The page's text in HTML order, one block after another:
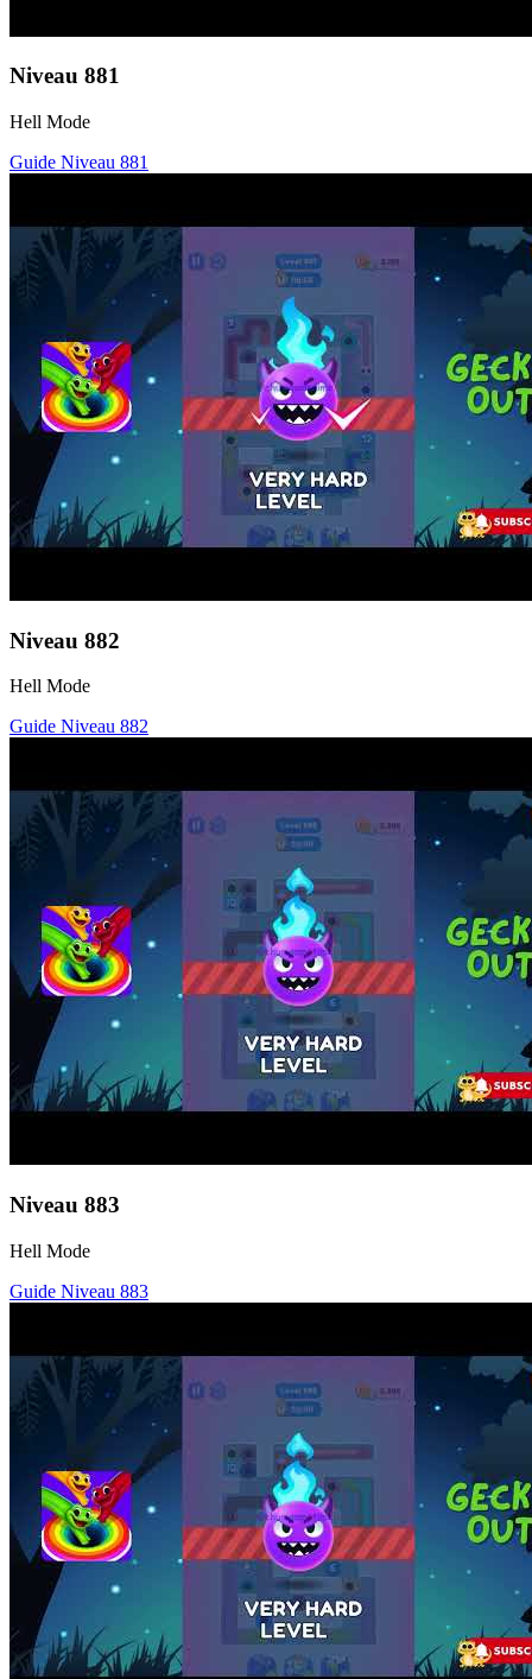
Niveau 881
Hell Mode
Guide Niveau 881
Niveau 882
Hell Mode
Guide Niveau 882
Niveau 883
Hell Mode
Guide Niveau 883